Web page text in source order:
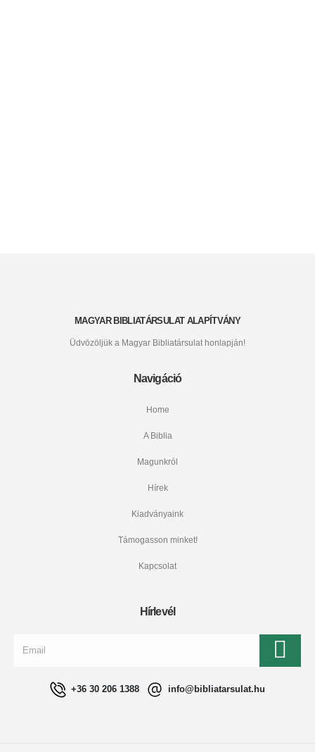
MAGYAR BIBLIATÁRSULAT ALAPÍTVÁNY
Üdvözöljük a Magyar Bibliatársulat honlapján!
Navigáció
Home
A Biblia
Magunkról
Hírek
Kiadványaink
Támogasson minket!
Kapcsolat
Hírlevél
+36 30 206 1388 info@bibliatarsulat.hu